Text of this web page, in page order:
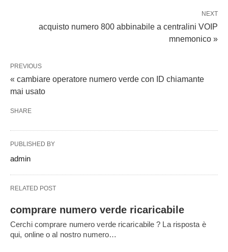
NEXT
acquisto numero 800 abbinabile a centralini VOIP
mnemonico »
PREVIOUS
« cambiare operatore numero verde con ID chiamante
mai usato
SHARE
PUBLISHED BY
admin
RELATED POST
comprare numero verde ricaricabile
Cerchi comprare numero verde ricaricabile ? La risposta è
qui, online o al nostro numero…